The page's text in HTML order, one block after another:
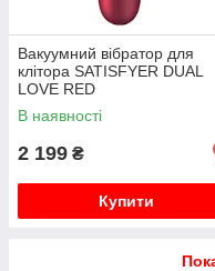
Вакуумний вібратор для
клітора SATISFYER DUAL
LOVE RED
В наявності
2 199 ₴
Купити